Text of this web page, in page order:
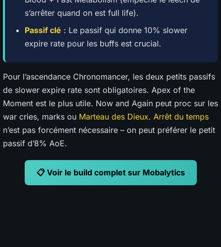
s’arrêter quand on est full life).
Passif clé : Le passif qui donne 10% slower
expire rate pour les buffs est crucial.
Pour l’ascendance Chronomancer, les deux petits passifs
de slower expire rate sont obligatoires. Apex of the
Moment est le plus utile. Now and Again peut proc sur les
war cries, marks ou Marteau des Dieux. Arrêt du temps
n’est pas forcément nécessaire – on peut préférer le petit
passif d’8% AoE.
📋 Voir le build complet sur Mobalytics